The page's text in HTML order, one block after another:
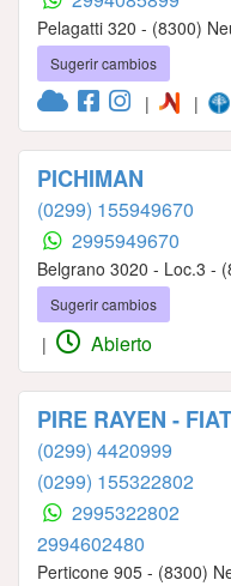
Pelagatti 320 - (8300)
Sugerir cambios
| |
PICHIMAN
(0299) 155949670
2995949670
Belgrano 3020 - Loc.3 -
Sugerir cambios
| Abierto
PIRE RAYEN - FIAT
(0299) 4420999
(0299) 155322802
2995322802
2994602480
Perticone 905 - (8300)